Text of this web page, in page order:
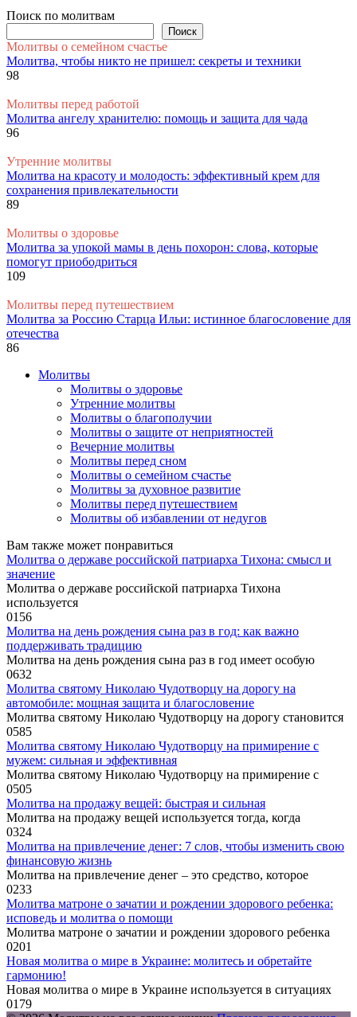
Поиск по молитвам
Поиск
Молитвы о семейном счастье
Молитва, чтобы никто не пришел: секреты и техники
98
Молитвы перед работой
Молитва ангелу хранителю: помощь и защита для чада
96
Утренние молитвы
Молитва на красоту и молодость: эффективный крем для
сохранения привлекательности
89
Молитвы о здоровье
Молитва за упокой мамы в день похорон: слова, которые
помогут приободриться
109
Молитвы перед путешествием
Молитва за Россию Старца Ильи: истинное благословение для
отечества
86
Молитвы
Молитвы о здоровье
Утренние молитвы
Молитвы о благополучии
Молитвы о защите от неприятностей
Вечерние молитвы
Молитвы перед сном
Молитвы о семейном счастье
Молитвы за духовное развитие
Молитвы перед путешествием
Молитвы об избавлении от недугов
Вам также может понравиться
Молитва о державе российской патриарха Тихона: смысл и
значение
Молитва о державе российской патриарха Тихона
используется
0156
Молитва на день рождения сына раз в год: как важно
поддерживать традицию
Молитва на день рождения сына раз в год имеет особую
0632
Молитва святому Николаю Чудотворцу на дорогу на
автомобиле: мощная защита и благословение
Молитва святому Николаю Чудотворцу на дорогу становится
0585
Молитва святому Николаю Чудотворцу на примирение с
мужем: сильная и эффективная
Молитва святому Николаю Чудотворцу на примирение с
0505
Молитва на продажу вещей: быстрая и сильная
Молитва на продажу вещей используется тогда, когда
0324
Молитва на привлечение денег: 7 слов, чтобы изменить свою
финансовую жизнь
Молитва на привлечение денег – это средство, которое
0233
Молитва матроне о зачатии и рождении здорового ребенка:
исповедь и молитва о помощи
Молитва матроне о зачатии и рождении здорового ребенка
0201
Новая молитва о мире в Украине: молитесь и обретайте
гармонию!
Новая молитва о мире в Украине используется в ситуациях
0179